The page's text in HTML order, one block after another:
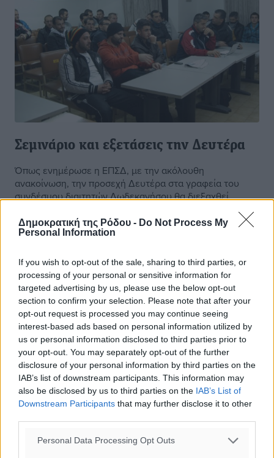
Δημοκρατική της Ρόδου - Do Not Process My
Personal Information
If you wish to opt-out of the sale, sharing to third parties, or
processing of your personal or sensitive information for
targeted advertising by us, please use the below opt-out
section to confirm your selection. Please note that after your
opt-out request is processed you may continue seeing
interest-based ads based on personal information utilized by
us or personal information disclosed to third parties prior to
your opt-out. You may separately opt-out of the further
disclosure of your personal information by third parties on the
IAB’s list of downstream participants. This information may
also be disclosed by us to third parties on the IAB’s List of
Downstream Participants that may further disclose it to other
Personal Data Processing Opt Outs
Σεμινάριο και εξετάσεις την Δευτέρα
Όπως ενημέρωσε η ΕΠΣΔ, με την ακόλουθη
ανακοίνωση, την προσεχή Δευτέρα στα γραφεία του
συνδέσμου διαιτητών Δωδεκανήσου θα διεξαχθεί
17.11.15, 17:16